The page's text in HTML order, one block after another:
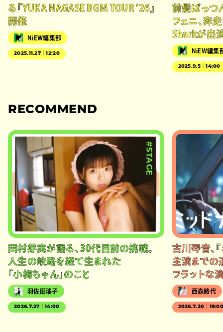
る『YUKA NAGASE BGM TOUR ’26』
開催
NiEW編集部
2025.11.27｜12:20
前髪ぱっつ
フェニ、奔
Sharkが出
NiEW編集
2025.9.5｜14:00
RECOMMEND
#STAGE
田村芽実が語る、30代目前の挑戦。
人生の岐路を経て生まれた
「小梅ちゃん」のこと
羽佐田瑤子
2026.7.27｜14:00
古川琴音、
主演までの
フラットな
西森路代
2026.7.30｜